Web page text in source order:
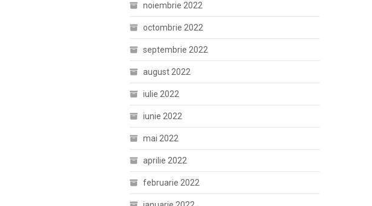
noiembrie 2022
octombrie 2022
septembrie 2022
august 2022
iulie 2022
iunie 2022
mai 2022
aprilie 2022
februarie 2022